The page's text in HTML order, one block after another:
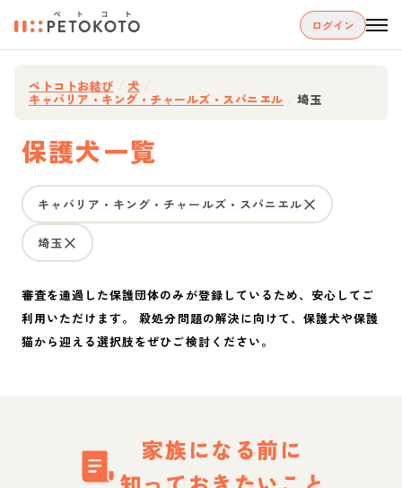
ログイン
ペトコトお結び 犬
キャバリア・キング・チャールズ・スパニエル 埼玉
保護犬一覧
キャバリア・キング・チャールズ・スパニエル
埼玉
審査を通過した保護団体のみが登録しているため、安心してご
利用いただけます。 殺処分問題の解決に向けて、保護犬や保護
猫から迎える選択肢をぜひご検討ください。
家族になる前に